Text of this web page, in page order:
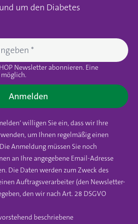
um den Diabetes
Newsletter abonnieren. Eine
Anmelden
willigen Sie ein, dass wir Ihre
um Ihnen regelmäßig einen
Anmeldung müssen Sie noch
an Ihre angegebene Email-Adresse
Die Daten werden zum Zweck des
Auftragsverarbeiter (den Newsletter-
den wir nach Art. 28 DSGVO
beschriebene